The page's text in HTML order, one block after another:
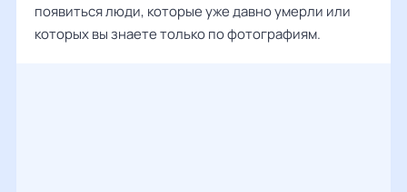
появиться люди, которые уже давно умерли или
которых вы знаете только по фотографиям.